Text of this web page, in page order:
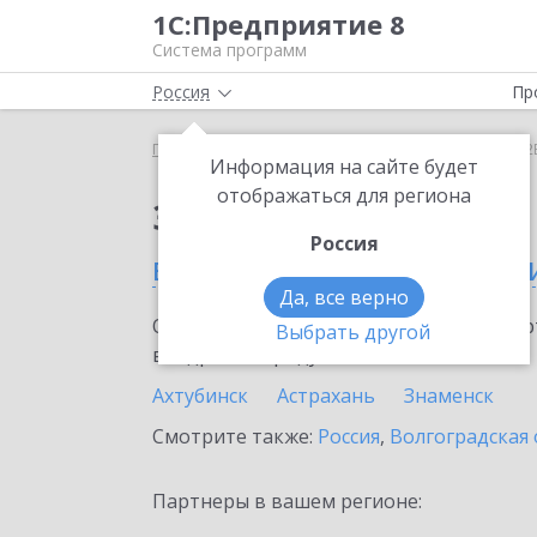
1С:Предприятие 8
Система программ
Россия
Информация на сайте будет
отображаться для региона
Россия
Да, все верно
Выбрать другой
Главная 1С:СБП
Заказать 1С:СБП B2B
в Астраханской
Ознакомьтесь с информационными
внедрение продукта.
Ахтубинск
Астрахань
Знаменск
Смотрите также: Россия, Волгоградская
Партнеры в вашем регионе: